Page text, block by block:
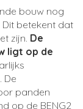
bouw nog
betekent dat
zijn. De
ligt op de
. De
panden
op de BENG2